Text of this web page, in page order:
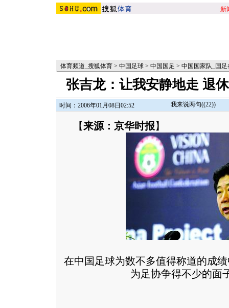
新
体育频道_搜狐体育 > 中国足球 > 中国国足 > 中国国家队_国
张吉龙：让我安静地走 退
时间：2006年01月08日02:52 我来说两句((22))
【来源：京华时报 】
在中国足球为数不多值得称道的成
为足协争得不少的面